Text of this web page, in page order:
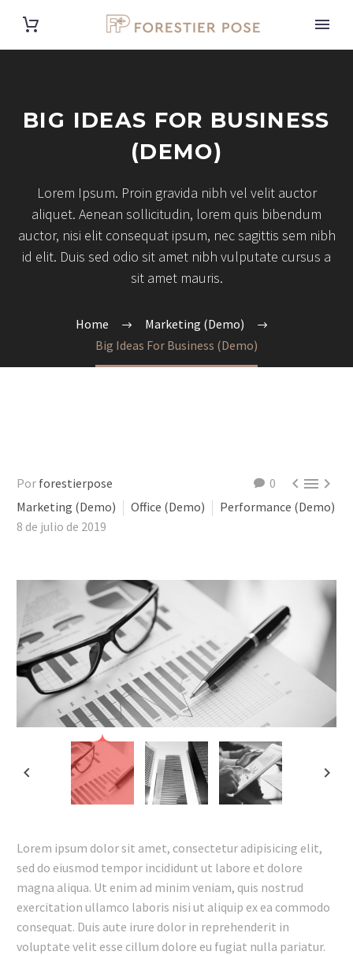
BIG IDEAS FOR BUSINESS
(DEMO)
Lorem Ipsum. Proin gravida nibh vel velit auctor
aliquet. Aenean sollicitudin, lorem quis bibendum
auctor, nisi elit consequat ipsum, nec sagittis sem nibh
id elit. Duis sed odio sit amet nibh vulputate cursus a
sit amet mauris.
Home
Marketing (Demo)
Big Ideas For Business (Demo)
0 
Por forestierpose
Marketing (Demo)
Office (Demo)
Performance (Demo)
8 de julio de 2019
Lorem ipsum dolor sit amet, consectetur adipisicing elit,
sed do eiusmod tempor incididunt ut labore et dolore
magna aliqua. Ut enim ad minim veniam, quis nostrud
exercitation ullamco laboris nisi ut aliquip ex ea commodo
consequat. Duis aute irure dolor in reprehenderit in
voluptate velit esse cillum dolore eu fugiat nulla pariatur.